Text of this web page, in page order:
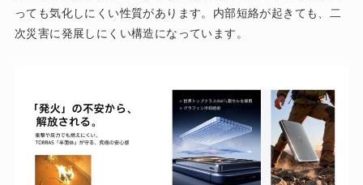
っても気化しにくい性質があります。内部短絡が起きても、二
次災害に発展しにくい構造になっています。